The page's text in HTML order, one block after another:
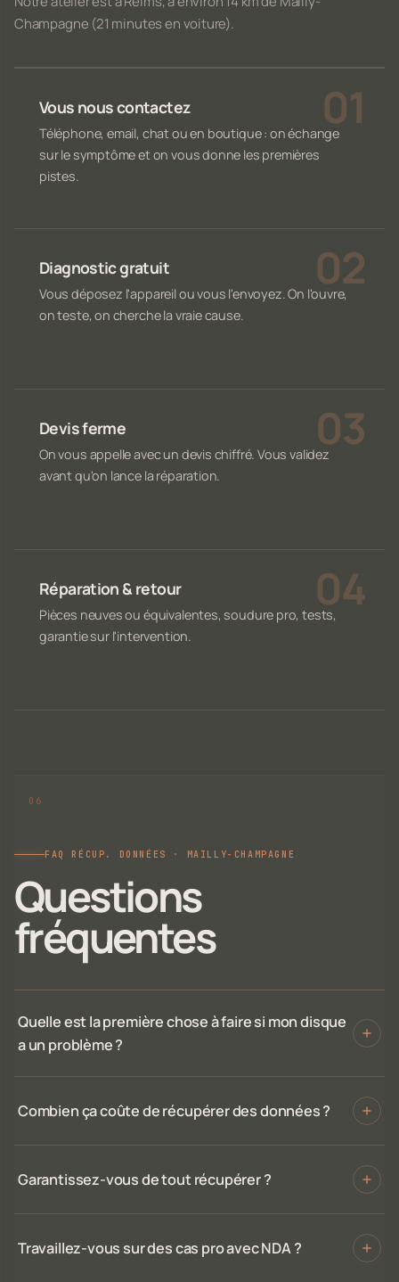
Champagne (21 minutes en voiture).
Vous nous contactez
Téléphone, email, chat ou en boutique : on échange
sur le symptôme et on vous donne les premières
pistes.
Diagnostic gratuit
Vous déposez l'appareil ou vous l'envoyez. On l'ouvre,
on teste, on cherche la vraie cause.
Devis ferme
On vous appelle avec un devis chiffré. Vous validez
avant qu'on lance la réparation.
Réparation & retour
Pièces neuves ou équivalentes, soudure pro, tests,
garantie sur l'intervention.
FAQ RÉCUP. DONNÉES · MAILLY-CHAMPAGNE
Questions
fréquentes
Quelle est la première chose à faire si mon disque
a un problème ?
Combien ça coûte de récupérer des données ?
Garantissez-vous de tout récupérer ?
Travaillez-vous sur des cas pro avec NDA ?